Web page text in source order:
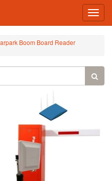
Boom Board Reader